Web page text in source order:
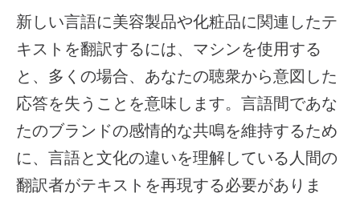
新しい言語に美容製品や化粧品に関連したテ
キストを翻訳するには、マシンを使用する
と、多くの場合、あなたの聴衆から意図した
応答を失うことを意味します。言語間であな
たのブランドの感情的な共鳴を維持するため
に、言語と文化の違いを理解している人間の
翻訳者がテキストを再現する必要がありま